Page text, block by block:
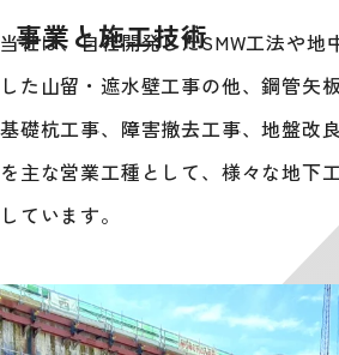
事業と施工技術
当社は、自社開発したSMW工法や地
した山留・遮水壁工事の他、鋼管矢
基礎杭工事、障害撤去工事、地盤改
を主な営業工種として、様々な地下
しています。